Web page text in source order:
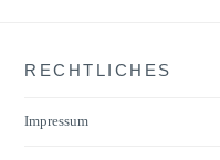
Optionen
RECHTLICHES
Impressum